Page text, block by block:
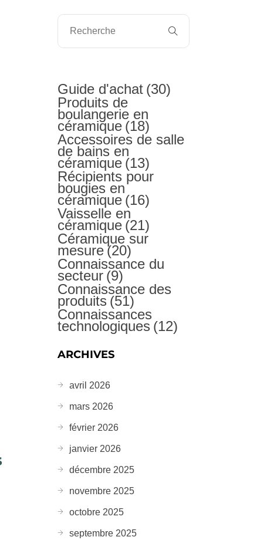
Guide d'achat (30)
Produits de
boulangerie en
céramique (18)
Accessoires de salle
de bains en
céramique (13)
Récipients pour
bougies en
céramique (16)
Vaisselle en
céramique (21)
Céramique sur
mesure (20)
Connaissance du
secteur (9)
Connaissance des
produits (51)
Connaissances
technologiques (12)
ARCHIVES
avril 2026
mars 2026
février 2026
janvier 2026
décembre 2025
novembre 2025
octobre 2025
septembre 2025